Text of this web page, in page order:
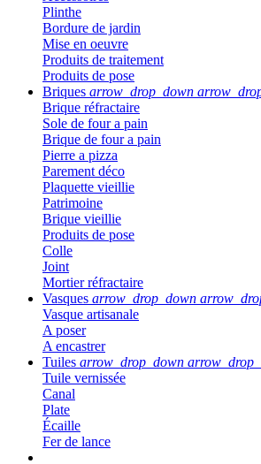
Plinthe
Bordure de jardin
Mise en oeuvre
Produits de traitement
Produits de pose
Briques arrow_drop_down
Brique réfractaire
Sole de four a pain
Brique de four a pain
Pierre a pizza
Parement déco
Plaquette vieillie
Patrimoine
Brique vieillie
Produits de pose
Colle
Joint
Mortier réfractaire
Vasques arrow_drop_down
Vasque artisanale
A poser
A encastrer
Tuiles arrow_drop_down
Tuile vernissée
Canal
Plate
Écaille
Fer de lance